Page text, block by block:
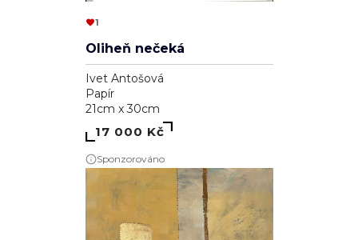
1
Oliheň nečeká
Ivet Antošová
Papír
21cm x 30cm
17 000 Kč
Sponzorováno